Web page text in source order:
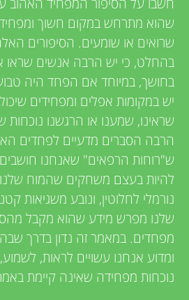
n
g
M
n
d
s
v
i
e
w
e
r
s
שהוא מתרחש במקום חשוך
שרואים או שומעים. הסיפורים
בהחלט, כי יש הרבה אנשים שראו
בחושך, במיוחד אם הפחד היה
יש במקומות אפלים ומפחידים
שראינו, שמענו או הרגשנו
הרבה הסברים מדעיים לפחדים
ש"רוחות הרפאים" שאנחנו חושבים
להיות בעצם משחקים שהמוח
נורמלי לחלוטין, ונובע משגיאות
שלנו מפרש מידע שהוא מקבל
מפחדים. במאמר זה נדון בדרך
ומדוע אנחנו עשויים לראות,
נוכחות מפחידה שאינה קיימת